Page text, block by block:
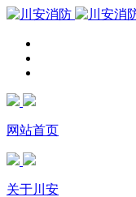
网站首页
关于川安